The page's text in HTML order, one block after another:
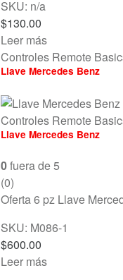
SKU: n/a
$130.00
Leer más
Controles Remote
Llave Mercedes Benz
Controles Remote
Llave Mercedes Benz
0fuera de 5
(0)
Oferta 6 pz Llave
SKU: M086-1
$600.00
Leer más